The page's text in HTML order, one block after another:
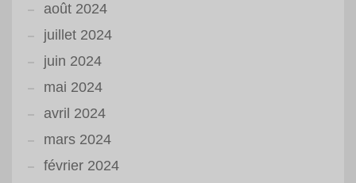
août 2024
juillet 2024
juin 2024
mai 2024
avril 2024
mars 2024
février 2024